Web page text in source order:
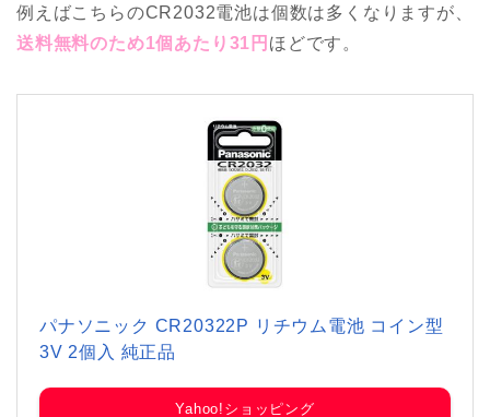
例えばこちらのCR2032電池は個数は多くなりますが、
送料無料のため1個あたり31円 ほどです。
パナソニック CR20322P リチウム電池 コイン型
3V 2個入 純正品
Yahoo!ショッピング